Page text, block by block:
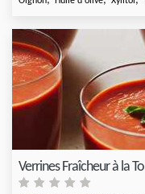
Verrines Fraîcheur à la